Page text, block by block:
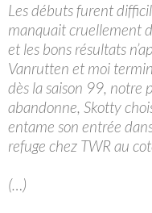
Les débuts furent
manquait cruellement
et les bons résultats
Vanrutten et moi
dès la saison 99, notre
abandonne, Skotty
entame son entrée
refuge chez TWR au
(…)